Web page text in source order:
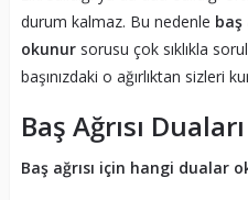
durum kalmaz. Bu nedenle baş
okunursorusu çok sıklıkla
başınızdaki o ağırlıktan sizleri
Baş Ağrısı Duaları
Baş ağrısı için hangi dualar